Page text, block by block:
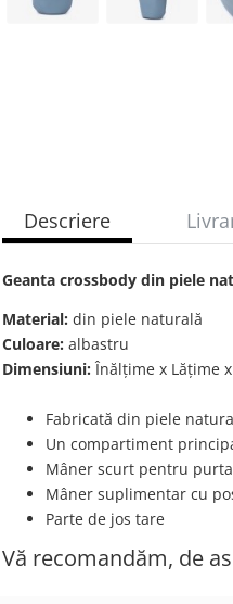
Descriere
Geanta crossbody din piele
Material: din piele naturală
Culoare: albastru
Dimensiuni: Înălțime x Lățime
Fabricată din piele
Un compartiment
Mâner scurt pentru
Mâner suplimentar cu
Parte de jos tare
Vă recomandăm, de